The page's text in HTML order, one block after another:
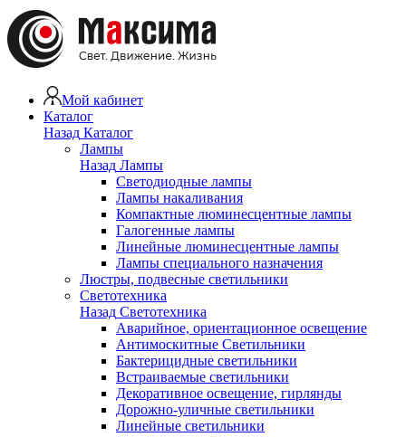
Мой кабинет
Каталог
Назад Каталог
Лампы
Назад Лампы
Светодиодные лампы
Лампы накаливания
Компактные люминесцентные лампы
Галогенные лампы
Линейные люминесцентные лампы
Лампы специального назначения
Люстры, подвесные светильники
Светотехника
Назад Светотехника
Аварийное, ориентационное освещение
Антимоскитные Светильники
Бактерицидные светильники
Встраиваемые светильники
Декоративное освещение, гирлянды
Дорожно-уличные светильники
Линейные светильники